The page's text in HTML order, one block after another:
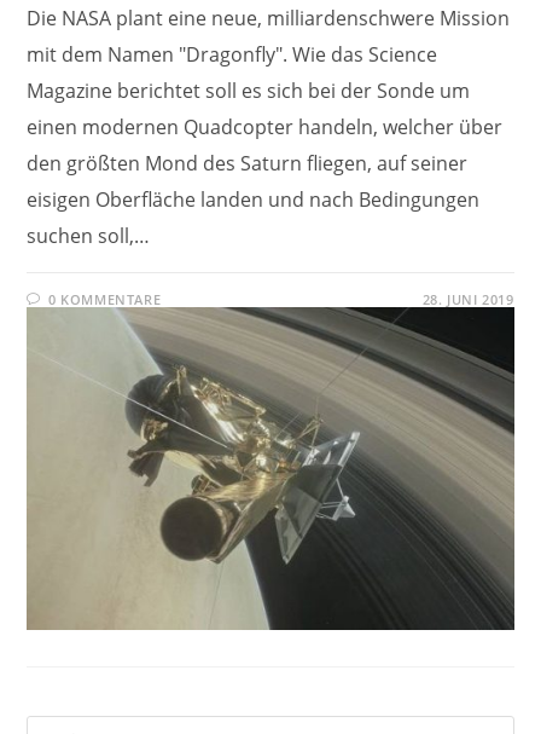
Die NASA plant eine neue, milliardenschwere Mission
mit dem Namen "Dragonfly". Wie das Science
Magazine berichtet soll es sich bei der Sonde um
einen modernen Quadcopter handeln, welcher über
den größten Mond des Saturn fliegen, auf seiner
eisigen Oberfläche landen und nach Bedingungen
suchen soll,…
0 KOMMENTARE 28. JUNI 2019